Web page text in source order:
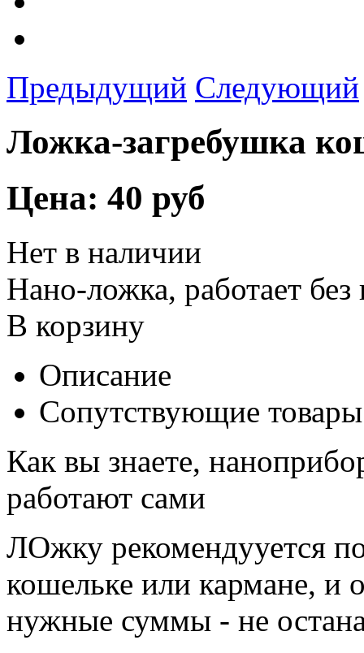
Предыдущий Следующий
Ложка-загребушка
Цена: 40 руб
Нет в наличии
Нано-ложка, работает
В корзину
Описание
Сопутствующие товары
Как вы знаете,
работают сами
ЛОжку рекомендууется
кошельке или кармане, и
нужные суммы - не